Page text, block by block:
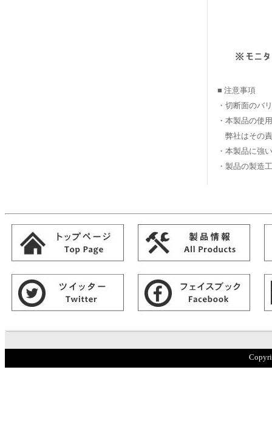
■ 注意事項
・切断面のバ
・本製品の使
弊社はその
・本製品に強
・製品の製造